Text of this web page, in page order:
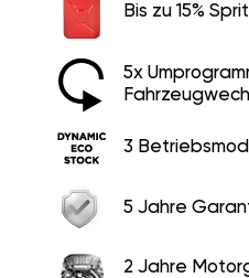
Bis zu 15%
5x
3
5 Jahre
2 Jahre